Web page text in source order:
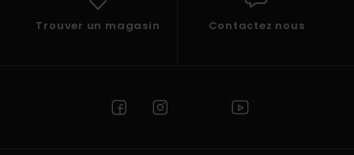
Trouver un magasin Contactez nous